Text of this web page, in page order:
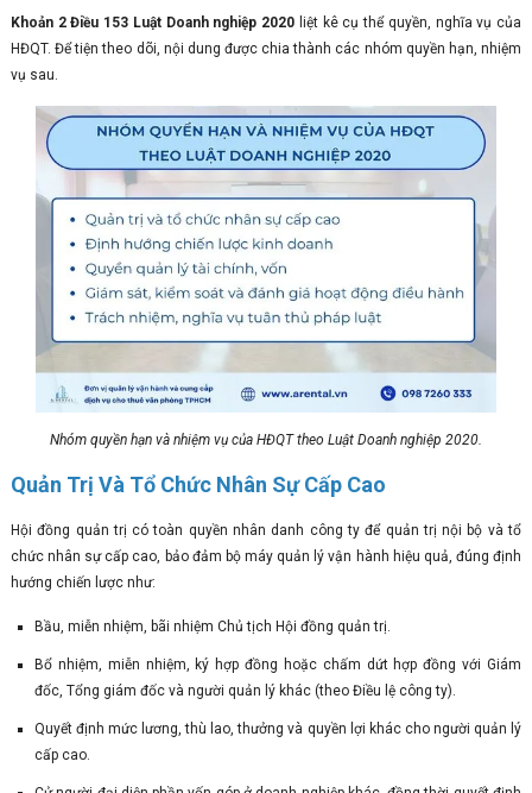
Khoản 2 Điều 153 Luật Doanh nghiệp 2020 liệt kê cụ thể quyền, nghĩa vụ của
HĐQT. Để tiện theo dõi, nội dung được chia thành các nhóm quyền hạn, nhiệm
vụ sau.
Nhóm quyền hạn và nhiệm vụ của HĐQT theo Luật Doanh nghiệp 2020.
Quản Trị Và Tổ Chức Nhân Sự Cấp Cao
Hội đồng quản trị có toàn quyền nhân danh công ty để quản trị nội bộ và tổ
chức nhân sự cấp cao, bảo đảm bộ máy quản lý vận hành hiệu quả, đúng định
hướng chiến lược như:
Bầu, miễn nhiệm, bãi nhiệm Chủ tịch Hội đồng quản trị.
Bổ nhiệm, miễn nhiệm, ký hợp đồng hoặc chấm dứt hợp đồng với Giám
đốc, Tổng giám đốc và người quản lý khác (theo Điều lệ công ty).
Quyết định mức lương, thù lao, thưởng và quyền lợi khác cho người quản lý
cấp cao.